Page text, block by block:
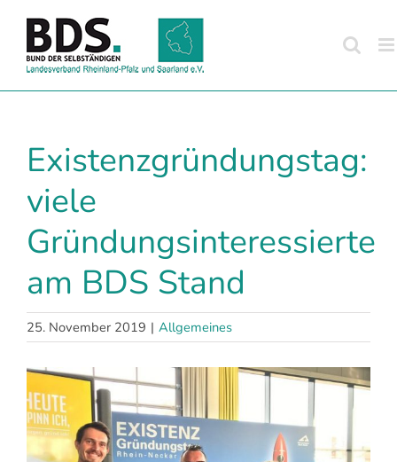
Inhalt
springen
Existenzgründungstag:
viele
Gründungsinteressierte
am BDS Stand
25. November 2019 | Allgemeines
Zeige
grösseres
Bild